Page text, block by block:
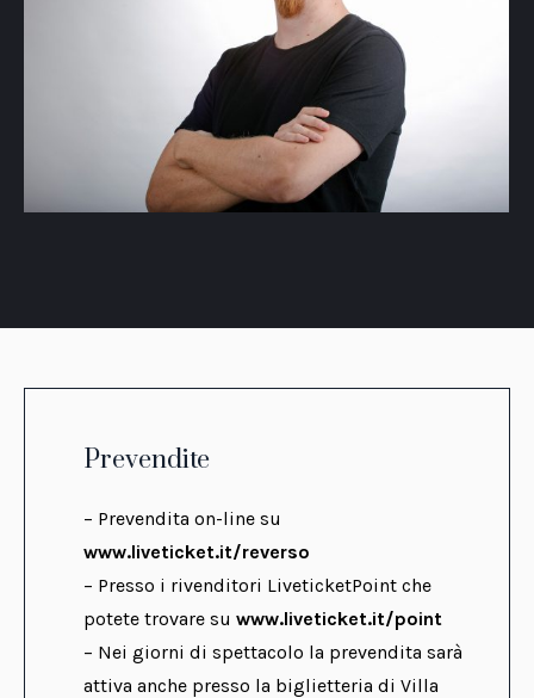
Prevendite
– Prevendita on-line su
www.liveticket.it/reverso
– Presso i rivenditori LiveticketPoint che
potete trovare su www.liveticket.it/point
– Nei giorni di spettacolo la prevendita sarà
attiva anche presso la biglietteria di Villa